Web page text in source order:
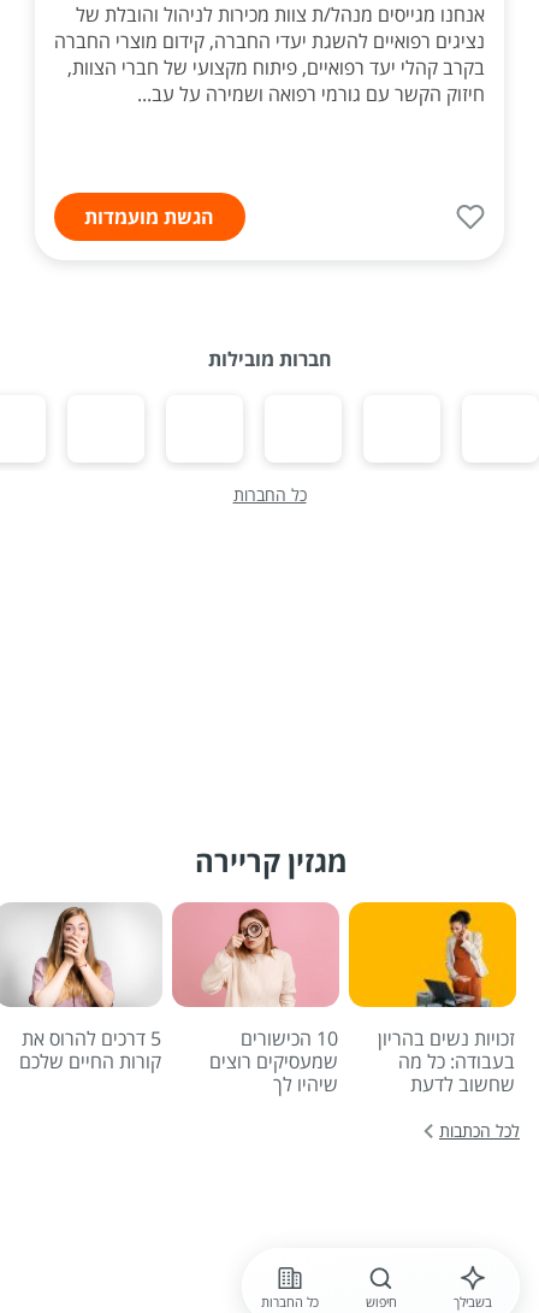
אנחנו מגייסים מנהל/ת צוות מכירות לניהול והובלת של
נציגים רפואיים להשגת יעדי החברה, קידום מוצרי החברה
בקרב קהלי יעד רפואיים, פיתוח מקצועי של חברי הצוות,
חיזוק הקשר עם גורמי רפואה ושמירה על עב...
הגשת מועמדות
חברות מובילות
כל החברות
מגזין קריירה
זכויות נשים בהריון
בעבודה: כל מה
שחשוב לדעת
10 הכישורים
שמעסיקים רוצים
שיהיו לך
5 דרכים להרוס את
קורות החיים שלכם
לכל הכתבות
בשבילך חיפוש כל החברות